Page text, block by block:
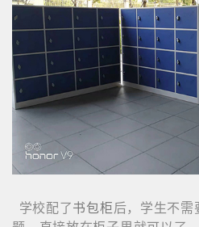
学校配了书包柜 后，学生不需